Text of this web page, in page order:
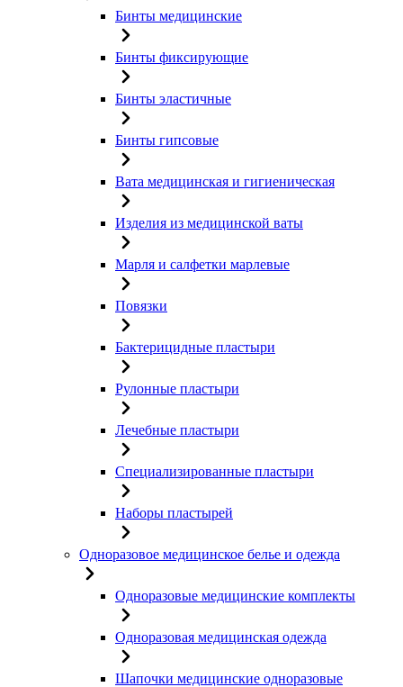
Бинты медицинские
Бинты фиксирующие
Бинты эластичные
Бинты гипсовые
Вата медицинская и гигиеническая
Изделия из медицинской ваты
Марля и салфетки марлевые
Повязки
Бактерицидные пластыри
Рулонные пластыри
Лечебные пластыри
Специализированные пластыри
Наборы пластырей
Одноразовое медицинское белье и одежда
Одноразовые медицинские комплекты
Одноразовая медицинская одежда
Шапочки медицинские одноразовые